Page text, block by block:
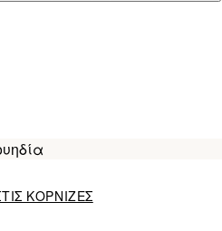
ΚΟΡΝΙΖΕΣ